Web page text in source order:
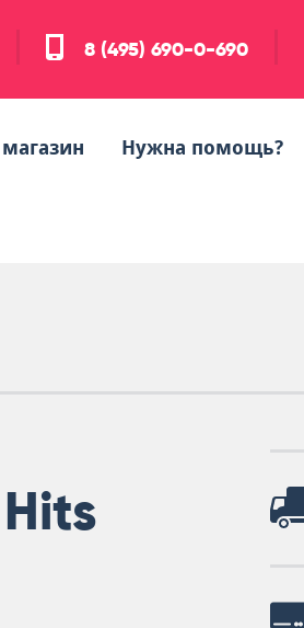
8 (495) 690-0-690
Нужна помощь?